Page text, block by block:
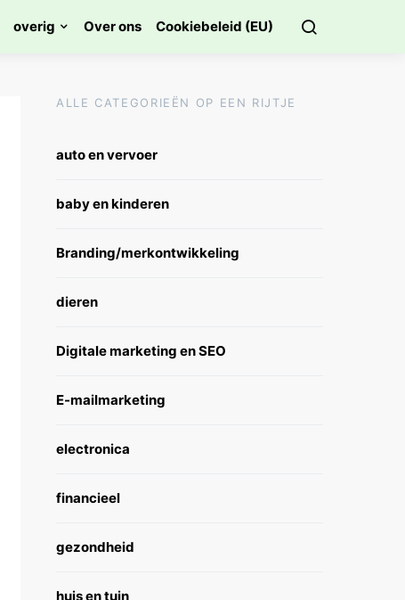
overig Over ons Cookiebeleid (EU)
ALLE CATEGORIEËN OP EEN RIJTJE
auto en vervoer
baby en kinderen
Branding/merkontwikkeling
dieren
Digitale marketing en SEO
E-mailmarketing
electronica
financieel
gezondheid
huis en tuin